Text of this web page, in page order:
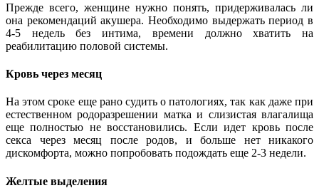
Прежде всего, женщине нужно понять, придерживалась ли
она рекомендаций акушера. Необходимо выдержать период в
4-5 недель без интима, времени должно хватить на
реабилитацию половой системы.
Кровь через месяц
На этом сроке еще рано судить о патологиях, так как даже при
естественном родоразрешении матка и слизистая влагалища
еще полностью не восстановились. Если идет кровь после
секса через месяц после родов, и больше нет никакого
дискомфорта, можно попробовать подождать еще 2-3 недели.
Желтые выделения